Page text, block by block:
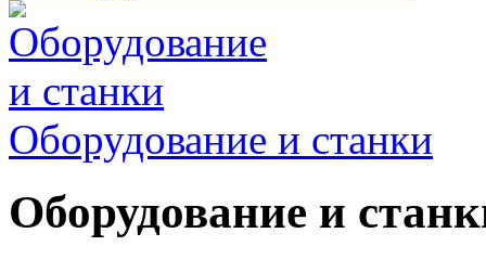
Оборудование и станки
Оборудование и